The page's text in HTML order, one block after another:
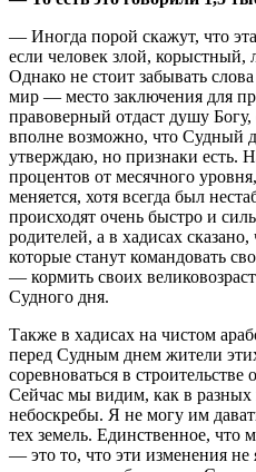
— Иногда порой скажут, что
если человек злой, корыстный,
Однако не стоит забывать
мир — место заключения для
правоверный отдаст душу
вполне возможно, что Судный
утверждаю, но признаки есть.
процентов от месячного
меняется, хотя всегда был
происходят очень быстро и
родителей, а в хадисах
которые станут командовать
— кормить своих
Судного дня.
Также в хадисах на чистом
перед Судным днем жители
соревноваться в
Сейчас мы видим, как в разных
небоскребы. Я не могу им
тех земель. Единственное, что
— это то, что эти изменения не